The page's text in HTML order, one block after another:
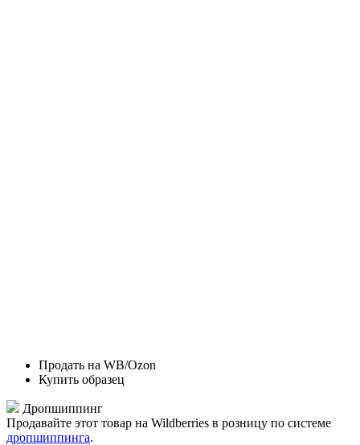
Продать на WB/Ozon
Купить образец
Дропшиппинг
Продавайте этот товар на Wildberries в розницу по системе
дропшиппинга.